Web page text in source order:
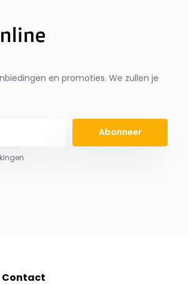
en promoties. We zullen je
Abonneer
Contact